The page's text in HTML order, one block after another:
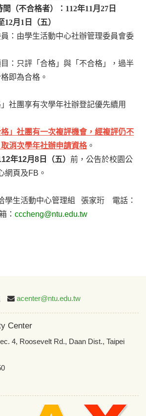
間（不合格者）：112年11月27日
12月1日（五）
員：由學生活動中心社辦管理委員會委
目：只評「合格」與「不合格」，過半
即為合格。
」社團享有次學年社辦登記優先續用
格」社團有一次複評機會，經複評仍不
消次學年社辦申請資格。
年12月8日（五） 前，公告於校園公
網頁及FB。
學生活動中心管理組 張家珩 電話：
： cccheng@ntu.edu.tw
acenter@ntu.edu.tw
Center
4, Roosevelt Rd., Daan Dist., Taipei